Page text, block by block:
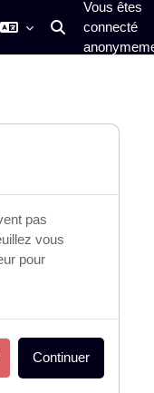
Activer/
Vous êtes
connecté
pas
vous
pour
Continuer